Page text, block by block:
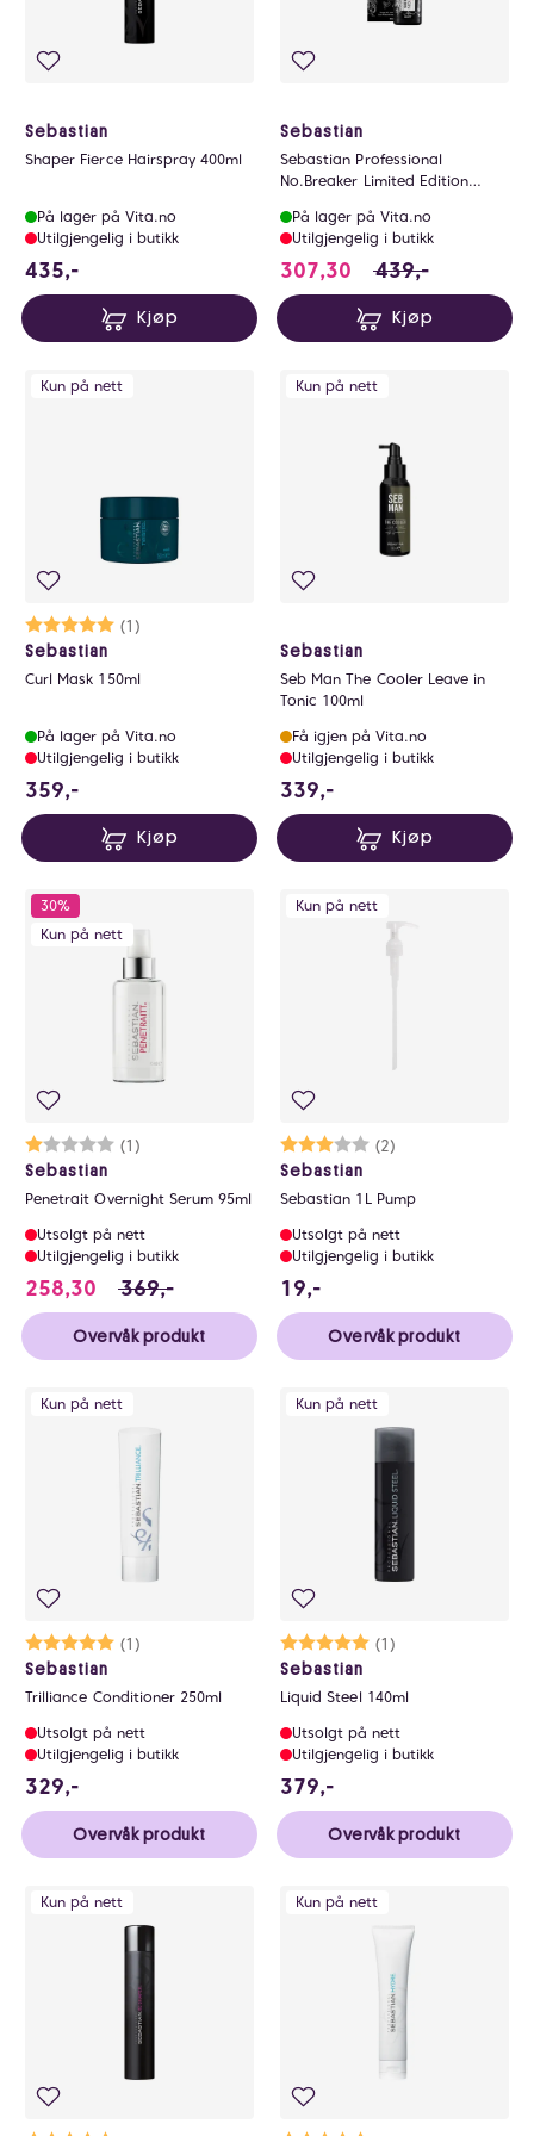
Sebastian
Shaper Fierce Hairspray 400ml
På lager på Vita.no
Utilgjengelig i butikk
435,-
Kjøp
Sebastian
Sebastian Professional
No.Breaker Limited Edition
På lager på Vita.no
Utilgjengelig i butikk
307,30 307.3 i stedet for
439,-
Kjøp
Kun på nett
Karakter:
(1)
5.0 av 5 mulige
Sebastian
Curl Mask 150ml
På lager på Vita.no
Utilgjengelig i butikk
359,-
Kjøp
Kun på nett
Sebastian
Seb Man The Cooler Leave in
Tonic 100ml
Få igjen på Vita.no
Utilgjengelig i butikk
339,-
Kjøp
30%
Kun på nett
Karakter:
(1)
1.0 av 5 mulige
Sebastian
Penetrait Overnight Serum 95ml
Utsolgt på nett
Utilgjengelig i butikk
258,30 258.3 i stedet for 369 NOK, du sparer
369,-
Overvåk produkt
Kun på nett
Karakter:
(2)
3.0 av 5 mulige
Sebastian
Sebastian 1L Pump
Utsolgt på nett
Utilgjengelig i butikk
19,-
Overvåk produkt
Kun på nett
Karakter:
(1)
5.0 av 5 mulige
Sebastian
Trilliance Conditioner 250ml
Utsolgt på nett
Utilgjengelig i butikk
329,-
Overvåk produkt
Kun på nett
Karakter:
(1)
5.0 av 5 mulige
Sebastian
Liquid Steel 140ml
Utsolgt på nett
Utilgjengelig i butikk
379,-
Overvåk produkt
Kun på nett Kun på nett